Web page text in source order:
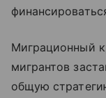
Миграционный
мигрантов
общую